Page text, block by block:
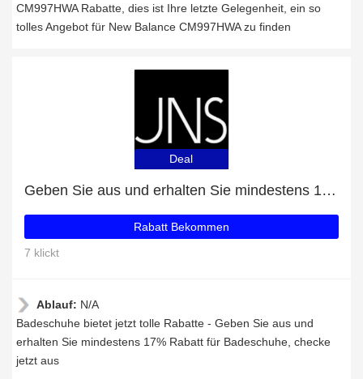
CM997HWA Rabatte, dies ist Ihre letzte Gelegenheit, ein so
tolles Angebot für New Balance CM997HWA zu finden
Deal
Geben Sie aus und erhalten Sie mindestens 17% Rabatt für Badeschuhe
Rabatt Bekommen
7 klickt
Ablauf: N/A
Badeschuhe bietet jetzt tolle Rabatte - Geben Sie aus und
erhalten Sie mindestens 17% Rabatt für Badeschuhe, checke
jetzt aus